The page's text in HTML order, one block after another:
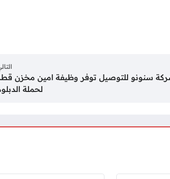
سنونو للتوصيل توفر وظيفة امين مخزن
لحملة